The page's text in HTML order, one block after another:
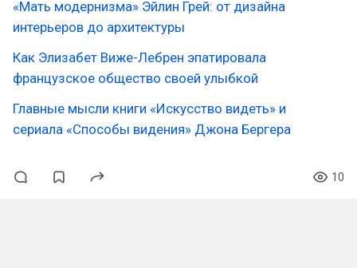
«Мать модернизма» Эйлин Грей: от дизайна
интерьеров до архитектуры
Как Элизабет Виже-Лебрен эпатировала
французское общество своей улыбкой
Главные мысли книги «Искусство видеть» и
сериала «Способы видения» Джона Бергера
10